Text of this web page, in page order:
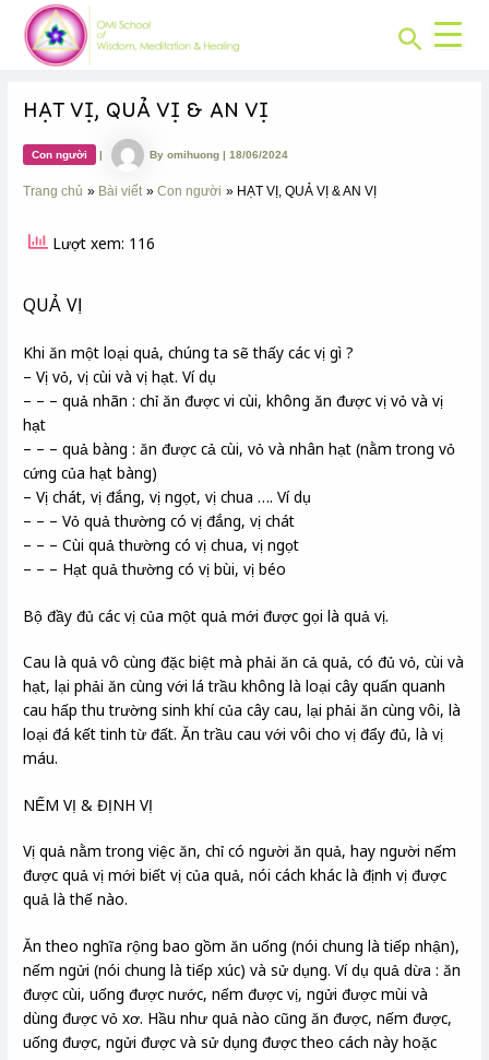
content
Search
HẠT VỊ, QUẢ VỊ & AN VỊ
Con người | Byomihuong|18/06/2024
Trang chủ Bài viết Con người HẠT VỊ, QUẢ VỊ & AN VỊ
Lượt xem: 116
QUẢ VỊ
Khi ăn một loại quả, chúng ta sẽ thấy các vị gì ?
– Vị vỏ, vị cùi và vị hạt. Ví dụ
– – – quả nhãn : chỉ ăn được vi cùi, không ăn được vị vỏ và vị
hạt
– – – quả bàng : ăn được cả cùi, vỏ và nhân hạt (nằm trong vỏ
cứng của hạt bàng)
– Vị chát, vị đắng, vị ngọt, vị chua …. Ví dụ
– – – Vỏ quả thường có vị đắng, vị chát
– – – Cùi quả thường có vị chua, vị ngọt
– – – Hạt quả thường có vị bùi, vị béo
Bộ đầy đủ các vị của một quả mới được gọi là quả vị.
Cau là quả vô cùng đặc biệt mà phải ăn cả quả, có đủ vỏ, cùi và
hạt, lại phải ăn cùng với lá trầu không là loại cây quấn quanh
cau hấp thu trường sinh khí của cây cau, lại phải ăn cùng vôi, là
loại đá kết tinh từ đất. Ăn trầu cau với vôi cho vị đẩy đủ, là vị
máu.
NẾM VỊ & ĐỊNH VỊ
Vị quả nằm trong việc ăn, chỉ có người ăn quả, hay người nếm
được quả vị mới biết vị của quả, nói cách khác là định vị được
quả là thế nào.
Ăn theo nghĩa rộng bao gồm ăn uống (nói chung là tiếp nhận),
nếm ngửi (nói chung là tiếp xúc) và sử dụng. Ví dụ quả dừa : ăn
được cùi, uống được nước, nếm được vị, ngửi được mùi và
dùng được vỏ xơ. Hầu như quả nào cũng ăn được, nếm được,
uống được, ngửi được và sử dụng được theo cách này hoặc
Post
navigation
CHUYÊN
MỤC: